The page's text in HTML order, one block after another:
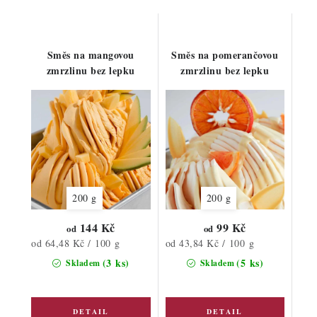
Směs na mangovou
zmrzlinu bez lepku
200 g
Skladem (3 ks)
od 144 Kč
Měrná
od 64,48 Kč / 100 g
Směs na pomerančovou
zmrzlinu bez lepku
200 g
Skladem(5 ks)
od 99 Kč
Měrná
od 43,84 Kč / 100 g